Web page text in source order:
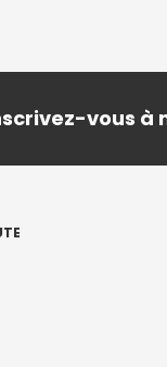
vous à